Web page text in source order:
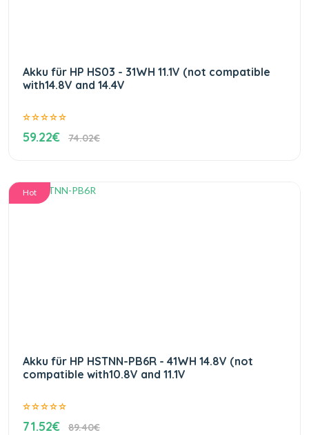
Akku für HP HS03 - 31WH 11.1V (not compatible
with14.8V and 14.4V
59.22€ 74.02€
Hot
Akku für HP HSTNN-PB6R - 41WH 14.8V (not
compatible with10.8V and 11.1V
71.52€ 89.40€